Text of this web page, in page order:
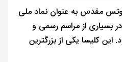
مقدس به عنوان نماد ملی
بسیاری از مراسم رسمی و
کلیسا یکی از بزرگترین